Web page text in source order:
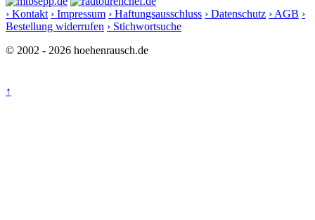
› Kontakt › Impressum › Haftungsausschluss › Datenschutz › AGB ›
Bestellung widerrufen › Stichwortsuche
© 2002 - 2026 hoehenrausch.de
↑